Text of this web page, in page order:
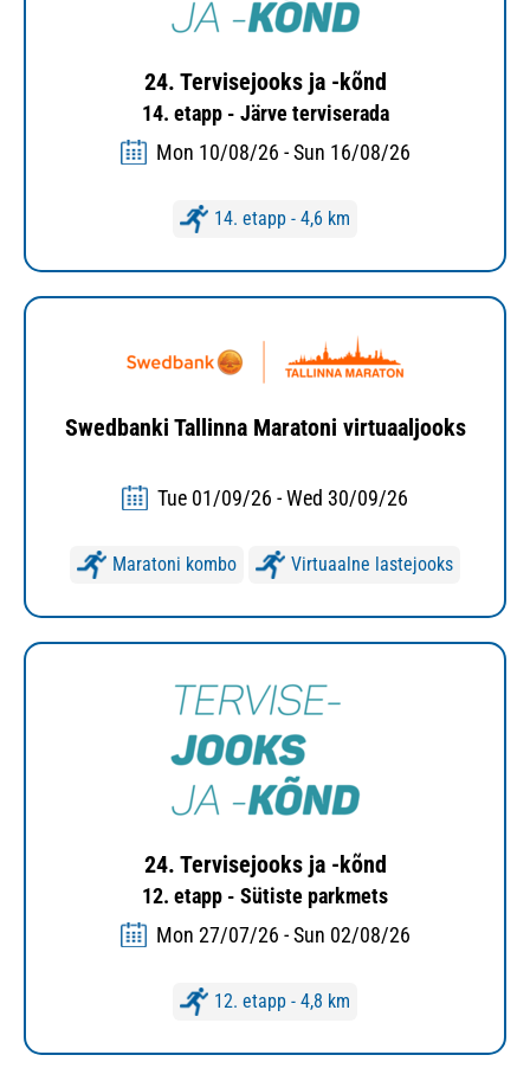
24. Tervisejooks ja -kõnd
14. etapp - Järve terviserada
Mon 10/08/26 - Sun 16/08/26
14. etapp - 4,6 km
Swedbanki Tallinna Maratoni virtuaaljooks
Tue 01/09/26 - Wed 30/09/26
Maratoni kombo Virtuaalne lastejooks
24. Tervisejooks ja -kõnd
12. etapp - Sütiste parkmets
Mon 27/07/26 - Sun 02/08/26
12. etapp - 4,8 km